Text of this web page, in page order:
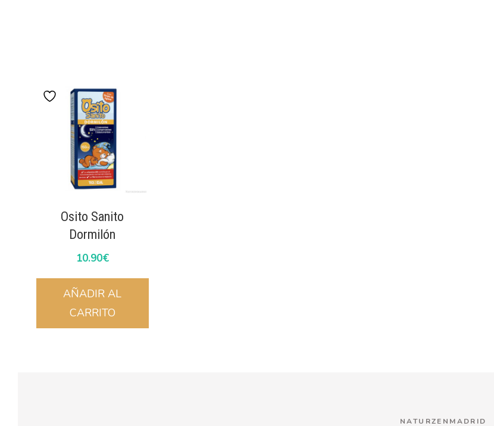
Osito Sanito
Dormilón
10.90€
AÑADIR AL
CARRITO
NATURZENMADRID